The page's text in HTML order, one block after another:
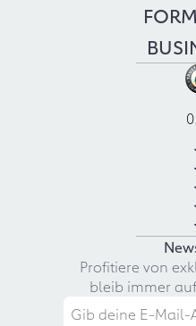
Profitiere von
bleib immer